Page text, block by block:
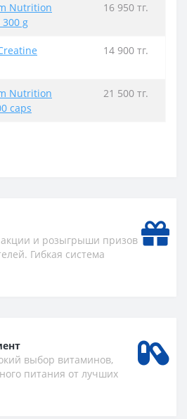
Nutrition
g
16 950 тг.
14 900 тг.
Nutrition
caps
21 500 тг.
и розыгрыши призов
Гибкая система
выбор витаминов,
питания от лучших